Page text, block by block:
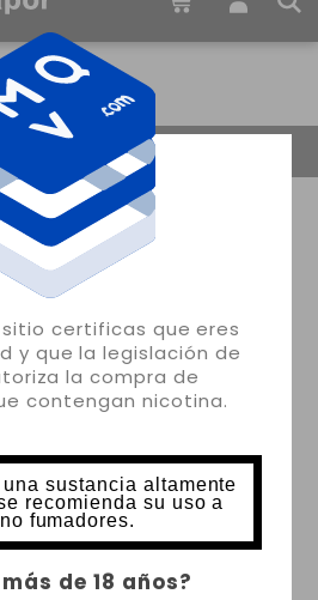
certificas que eres
y que la legislación de
la compra de
contengan nicotina.
sustancia altamente
recomienda su uso a
fumadores.
de 18 años?
ser enviado en 27m: 50s